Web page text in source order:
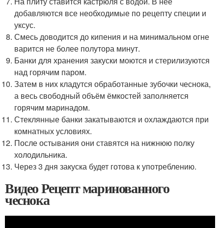
добавляются все необходимые по рецепту специи и
уксус.
Смесь доводится до кипения и на минимальном огне
варится не более полутора минут.
Банки для хранения закуски моются и стерилизуются
над горячим паром.
Затем в них кладутся обработанные зубочки чеснока,
а весь свободный объём ёмкостей заполняется
горячим маринадом.
Стеклянные банки закатываются и охлаждаются при
комнатных условиях.
После остывания они ставятся на нижнюю полку
холодильника.
Через 3 дня закуска будет готова к употреблению.
Видео Рецепт маринованного
чеснока